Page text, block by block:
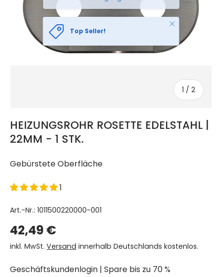
1 / von
2
Top Seller!
Schließen
HEIZUNGSROHR ROSETTE EDELSTAHL |
22MM - 1 STK.
Gebürstete Oberfläche
1
Art.-Nr.: 1011500220000-001
Normaler Preis
42,49 €
inkl. MwSt. Versand innerhalb Deutschlands kostenlos.
Geschäftskundenlogin | Spare bis zu 70 %